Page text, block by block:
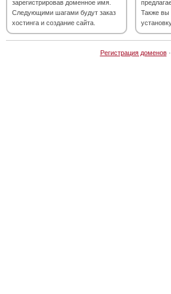
зарегистрировав доменное имя.
Следующими шагами будут заказ
хостинга и создание сайта.
Также вы
Регистрация доменов·